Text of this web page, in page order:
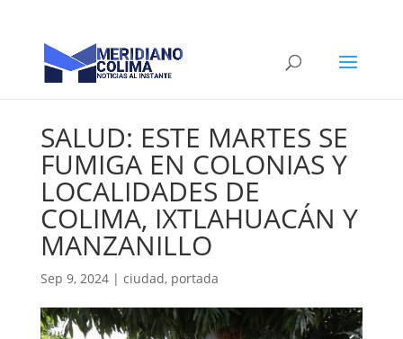
SALUD: ESTE MARTES SE
FUMIGA EN COLONIAS Y
LOCALIDADES DE
COLIMA, IXTLAHUACÁN Y
MANZANILLO
Sep 9, 2024| ciudad, portada